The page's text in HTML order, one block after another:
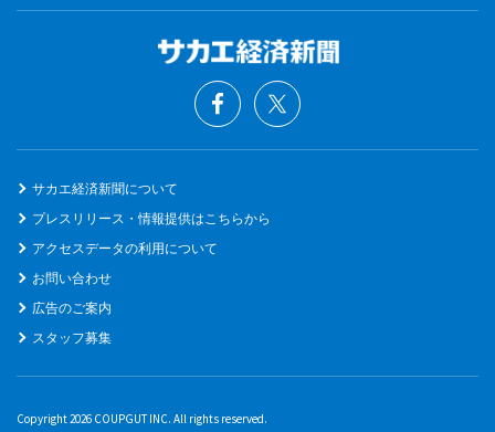
サカエ経済新聞について
プレスリリース・情報提供はこちらから
アクセスデータの利用について
お問い合わせ
広告のご案内
スタッフ募集
Copyright 2026 COUPGUT INC. All rights reserved.